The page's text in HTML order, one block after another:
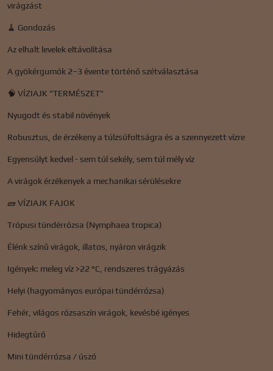
virágzást
🧹 Gondozás
Az elhalt levelek eltávolítása
A gyökérgumók 2–3 évente történő szétválasztása
🧠 VÍZIAJK "TERMÉSZET"
Nyugodt és stabil növények
Robusztus, de érzékeny a túlzsúfoltságra és a szennyezett vízre
Egyensúlyt kedvel - sem túl sekély, sem túl mély víz
A virágok érzékenyek a mechanikai sérülésekre
🧱 VÍZIAJK FAJOK
Trópusi tündérrózsa (Nymphaea tropica)
Élénk színű virágok, illatos, nyáron virágzik
Igények: meleg víz >22 °C, rendszeres trágyázás
Helyi (hagyományos európai tündérrózsa)
Fehér, világos rózsaszín virágok, kevésbé igényes
Hidegtűrő
Mini tündérrózsa / úszó